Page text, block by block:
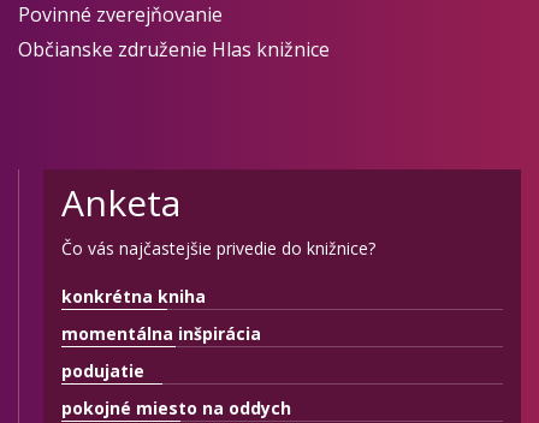
Povinné zverejňovanie
Občianske združenie Hlas knižnice
Anketa
Čo vás najčastejšie privedie do knižnice?
konkrétna kniha
momentálna inšpirácia
podujatie
pokojné miesto na oddych